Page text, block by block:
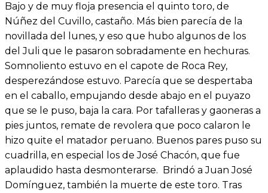
Bajo y de muy floja presencia el quinto toro, de
Núñez del Cuvillo, castaño. Más bien parecía de la
novillada del lunes, y eso que hubo algunos de los
del Juli que le pasaron sobradamente en hechuras.
Somnoliento estuvo en el capote de Roca Rey,
desperezándose estuvo. Parecía que se despertaba
en el caballo, empujando desde abajo en el puyazo
que se le puso, baja la cara. Por tafalleras y gaoneras a
pies juntos, remate de revolera que poco calaron le
hizo quite el matador peruano. Buenos pares puso su
cuadrilla, en especial los de José Chacón, que fue
aplaudido hasta desmonterarse. Brindó a Juan José
Domínguez, también la muerte de este toro. Tras